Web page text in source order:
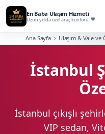
En Baba Ulaşım Hizmeti
Uzun yolda özel araç konforu.
Ana Sayfa Ulaşım & Vale ve
İstanbul
İstanbul çıkışlı
VIP sedan,